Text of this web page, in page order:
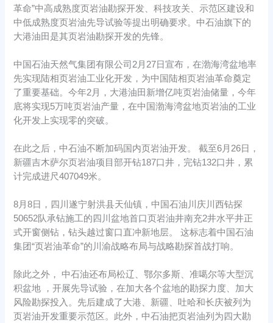
革命”中高成熟度页岩油勘探开发、科技攻关、示范区建设和
中低成熟度页岩油先导试验等提出明确要求。中石油旗下的
大港油田是其页岩油勘探开发的先锋。
中国石油天然气集团有限公司2月27日宣布，在渤海湾盆地率
先实现陆相页岩油工业化开发，为中国陆相页岩油革命奠定
了重要基础。今年2月，大港油田新增亿吨页岩油储量，今年
底将实现5万吨页岩油产量，在中国渤海湾盆地页岩油的工业
化开发上实现零的突破。
在此之后，中石油不断加码国内页岩油开发。 截至6月26日，
新疆吉木萨尔页岩油项目部开钻187口井，完钻132口井，累
计完成进尺407049米。
8月8日，四川遂宁射洪县天仙镇，中国石油川庆川西钻探
50652队承钻施工的四川盆地首口页岩油井南充2井水平井正
式开窗侧钻，钻头越过窗口直冲新地层。 这标志着中国石油
集团“页岩油革命”的川渝战略布局与战略勘探首战打响。
除此之外， 中石油还布局松辽、鄂尔多斯、准噶尔等大型沉
积盆地 ，开展先导试验，在加大各个盆地的勘探力度、加大
风险勘探投入。先后建成了大港、新疆、吐哈和长庆被列为
页岩油开发重要示范区。此外，中石油把页岩油列为四大勘